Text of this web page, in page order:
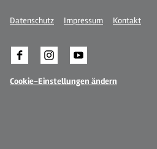
Datenschutz Impressum Kontakt
Cookie-Einstellungen ändern